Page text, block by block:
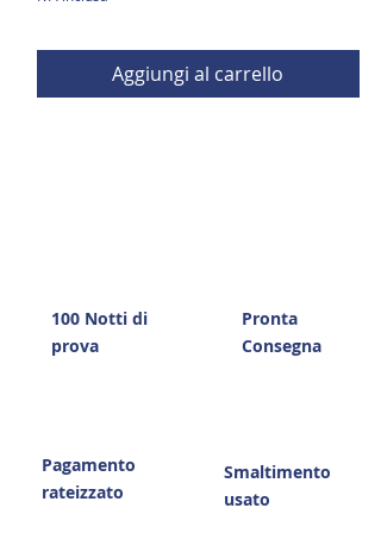
Aggiungi al carrello
100 Notti di
prova
Pagamento
rateizzato
Pronta
Consegna
Smaltimento
usato